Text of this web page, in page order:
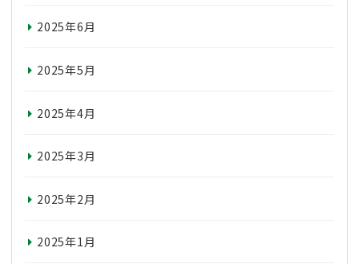
2025年6月
2025年5月
2025年4月
2025年3月
2025年2月
2025年1月